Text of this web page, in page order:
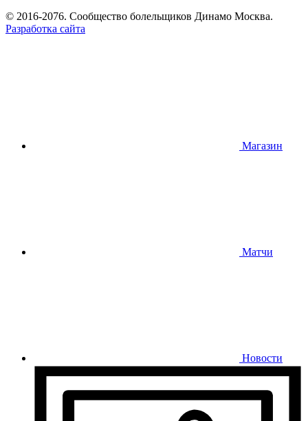
© 2016-2076. Сообщество болельщиков Динамо Москва.
Разработка сайта
Магазин
Матчи
Новости